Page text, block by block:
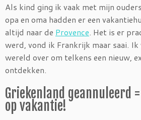
Als kind ging ik vaak met mijn
opa en oma hadden er een
altijd naar de Provence. Het is er
werd, vond ik Frankrijk maar saai. Ik
wereld over om telkens een nieuw,
ontdekken.
Griekenland geannuleerd
op vakantie!